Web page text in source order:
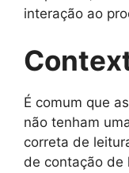
interação ao
É comum que
não tenham
correta de
de contação de